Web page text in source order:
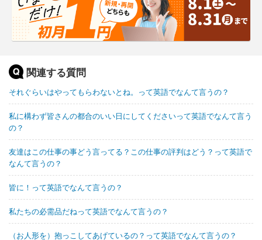
関連する質問
それぐらいはやってもらわないとね。って英語でなんて言うの？
私に構わず皆さんの都合のいい日にしてくださいって英語でなんて言う
の？
友達はこの仕事の事どう言ってる？この仕事の評判はどう？って英語で
なんて言うの？
皆に！って英語でなんて言うの？
私たちの必需品だねって英語でなんて言うの？
（お人形を）抱っこしてあげているの？って英語でなんて言うの？